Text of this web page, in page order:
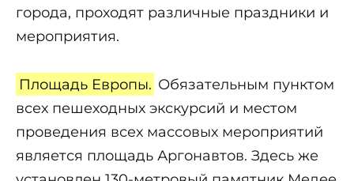
города, проходят различные праздники и
мероприятия.
Площадь Европы. Обязательным пунктом
всех пешеходных экскурсий и местом
проведения всех массовых мероприятий
является площадь Аргонавтов. Здесь же